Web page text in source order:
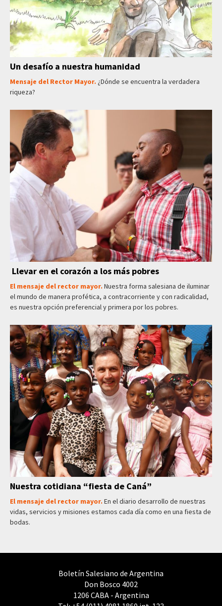
Un desafío a nuestra humanidad
Mensaje del Rector Mayor. ¿Dónde se encuentra la verdadera
riqueza?
Llevar en el corazón a los más pobres
El mensaje del rector mayor. Nuestra forma salesiana de iluminar
el mundo de manera profética, a contracorriente y con radicalidad,
es nuestra opción preferencial y primera por los pobres.
Nuestra cotidiana “fiesta de Caná”
El mensaje del rector mayor. En el diario desarrollo de nuestras
vidas, servicios y misiones estamos cada día como en una fiesta de
bodas.
Boletín Salesiano de Argentina
Don Bosco 4002
1206 CABA - Argentina